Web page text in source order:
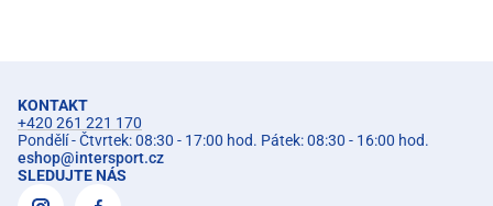
KONTAKT
+420 261 221 170
Pondělí - Čtvrtek: 08:30 - 17:00 hod. Pátek: 08:30 - 16:00 hod.
eshop@intersport.cz
SLEDUJTE NÁS